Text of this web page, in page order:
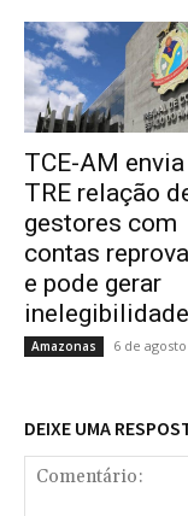
TCE-AM
TRE relação
gestores com
contas
e pode gerar
inelegibilidade
Amazonas 6 de
DEIXE UMA